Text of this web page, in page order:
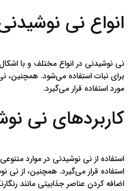
انواع نی
نی نوشیدنی در انواع مختلف و با
برای نبات استفاده می‌شود. همچنین،
مورد استفاده قرار می‌گیرد.
کاربردهای نی
استفاده از نی نوشیدنی در موارد
استفاده قرار می‌گیرد. همچنین، از نی
اضافه کردن عناصر جذابیتی مانند